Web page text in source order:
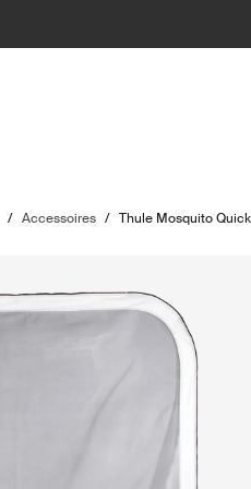
/ Accessoires / Thule Mosquito